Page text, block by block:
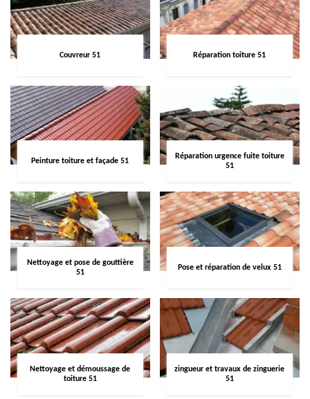
Couvreur 51 Réparation toiture 51
Peinture toiture et façade 51
Réparation urgence fuite toiture
51
Nettoyage et pose de gouttière
51
Pose et réparation de velux 51
Nettoyage et démoussage de
toiture 51
zingueur et travaux de zinguerie
51